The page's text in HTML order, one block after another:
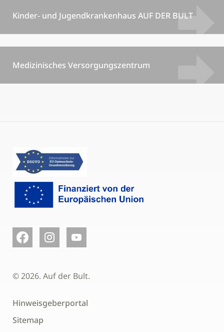
Kinder- und Jugendkrankenhaus AUF DER BULT
Medizinisches Versorgungszentrum
© 2026. Auf der Bult.
Hinweisgeberportal
Sitemap